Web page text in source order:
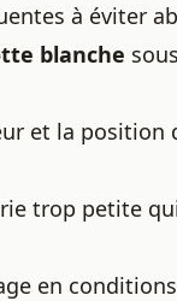
à éviter
blanche
et la position
trop petite
en